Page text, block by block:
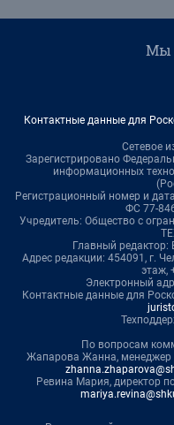
Мы
Контактные данные для
Сетевое
Зарегистрировано
информационных
Регистрационный номер и
ФС 77-
Учредитель: Общество с
Главный
Адрес редакции: 454091, г.
этаж,
Электронный
Контактные данные для
По вопросам
Жапарова Жанна, менеджер
Ревина Мария, директор